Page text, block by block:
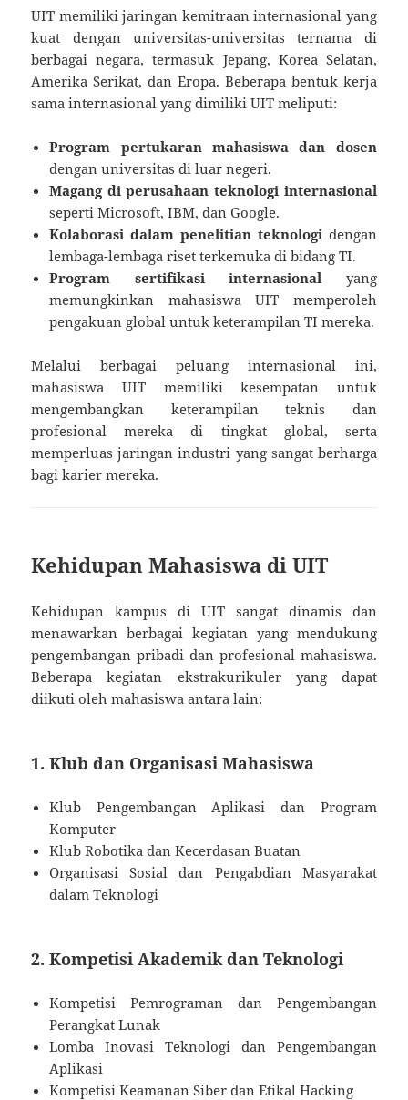
UIT memiliki jaringan kemitraan internasional yang
kuat dengan universitas-universitas ternama di
berbagai negara, termasuk Jepang, Korea Selatan,
Amerika Serikat, dan Eropa. Beberapa bentuk kerja
sama internasional yang dimiliki UIT meliputi:
Program pertukaran mahasiswa dan dosen
dengan universitas di luar negeri.
Magang di perusahaan teknologi internasional
seperti Microsoft, IBM, dan Google.
Kolaborasi dalam penelitian teknologi dengan
lembaga-lembaga riset terkemuka di bidang TI.
Program sertifikasi internasional yang
memungkinkan mahasiswa UIT memperoleh
pengakuan global untuk keterampilan TI mereka.
Melalui berbagai peluang internasional ini,
mahasiswa UIT memiliki kesempatan untuk
mengembangkan keterampilan teknis dan
profesional mereka di tingkat global, serta
memperluas jaringan industri yang sangat berharga
bagi karier mereka.
Kehidupan Mahasiswa di UIT
Kehidupan kampus di UIT sangat dinamis dan
menawarkan berbagai kegiatan yang mendukung
pengembangan pribadi dan profesional mahasiswa.
Beberapa kegiatan ekstrakurikuler yang dapat
diikuti oleh mahasiswa antara lain:
1. Klub dan Organisasi Mahasiswa
Klub Pengembangan Aplikasi dan Program
Komputer
Klub Robotika dan Kecerdasan Buatan
Organisasi Sosial dan Pengabdian Masyarakat
dalam Teknologi
2. Kompetisi Akademik dan Teknologi
Kompetisi Pemrograman dan Pengembangan
Perangkat Lunak
Lomba Inovasi Teknologi dan Pengembangan
Aplikasi
Kompetisi Keamanan Siber dan Etikal Hacking